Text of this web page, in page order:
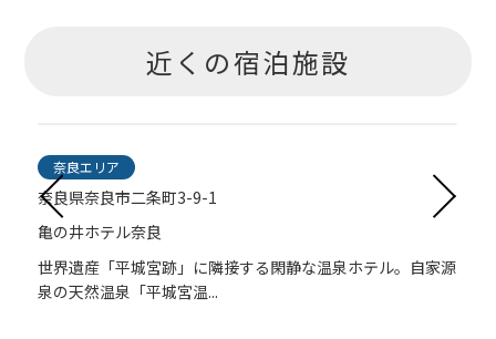
近くの宿泊施設
奈良エリア
奈良県奈良市二条町3-9-1
亀の井ホテル奈良
世界遺産「平城宮跡」に隣接する閑静な温泉ホテル。自家源
泉の天然温泉「平城宮温...